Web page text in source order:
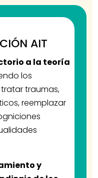
AIT
a la teoría
los
traumas,
reemplazar
y